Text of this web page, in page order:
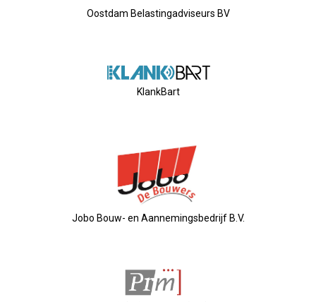
18-09-2026 Bedrijfsbezoek
20-11-2026 Dag Van De Ondernemer
Archief
15-04-2026 ALV!
Oostdam Belastingadviseurs BV
KlankBart
Jobo Bouw- en Aannemingsbedrijf B.V.